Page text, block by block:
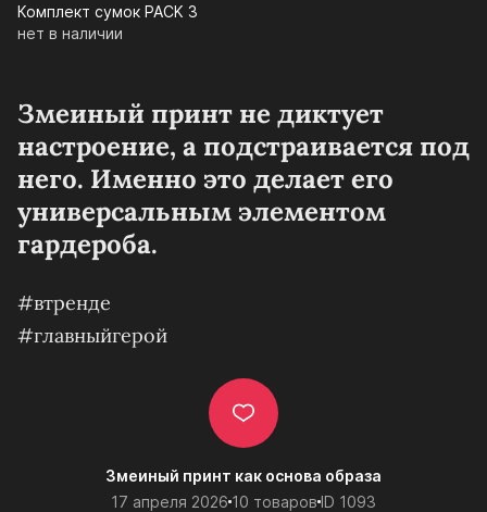
Комплект сумок PACK 3
нет в наличии
Змеиный принт не диктует
настроение, а подстраивается под
него. Именно это делает его
универсальным элементом
гардероба.
#втренде
#главныйгерой
Змеиный принт как основа образа
17 апреля 2026 10 товаров ID 1093